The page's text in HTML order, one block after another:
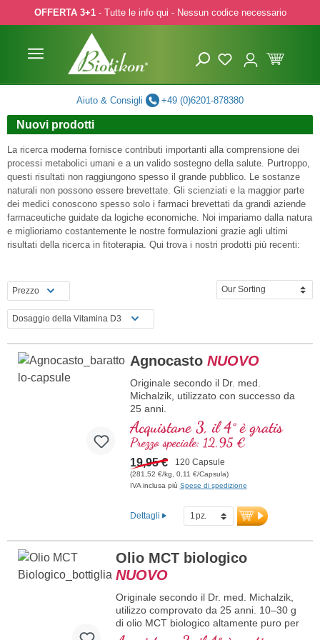
to main content
Skip to search
Skip to main navigation
OFFERTA 3+1- Tutte le info qui - Nessun codice necessario
Aiuto & Consigli +49 (0)6201-878380
Nuovi prodotti
La ricerca moderna fornisce contributi importanti alla comprensione dei
processi metabolici umani e a un valido sostegno della salute. Purtroppo,
questi risultati non raggiungono spesso il grande pubblico. Le sostanze
naturali non possono essere brevettate. Gli scienziati e la maggior parte
dei medici conoscono spesso solo i farmaci brevettati da grandi aziende
farmaceutiche guidate da logiche economiche. Noi impariamo dalla natura
e miglioriamo costantemente le nostre formulazioni grazie agli ultimi
risultati della ricerca in fitoterapia. Qui trova i nostri prodotti più recenti:
Prezzo
Dosaggio della Vitamina D3
Agnocasto NUOVO
Originale secondo il Dr. med.
Michalzik, utilizzato con successo da
25 anni.
10 mg di estratto di agnocasto
altamente puro (*Vitex agnus-castus*)
con 5 % di vitexina per capsula e per
dose giornaliera.
Estratto di agnocasto di alta qualità
ottenuto dai frutti accuratamente
castus*. Il contenuto standardizzato
del 5 % di vitexina garantisce una
costante. Il prodotto convince per la
sua origine naturale e per la
lavorazione delicata che consente di
qualità superiore.
Involucri delle capsule vegani e
ipoallergenici, prodotti senza PEG e
Acquistane 3, il 4° è gratis
Prezzo speciale: 12,95 €
19,95 € 120 Capsule
(281,52 €/kg, 0,11 €/Capsula)
IVA inclusa più Spese di spedizione
Dettagli
Olio MCT biologico
NUOVO
Originale secondo il Dr. med. Michalzik,
utilizzo comprovato da 25 anni. 10–30 g
di olio MCT biologico altamente puro per
dose giornaliera, ottenuto da cocchi